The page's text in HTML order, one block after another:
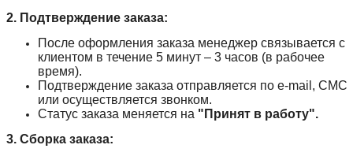
2. Подтверждение заказа:
После оформления заказа менеджер связывается с
клиентом в течение 5 минут – 3 часов (в рабочее
время).
Подтверждение заказа отправляется по e-mail, СМС
или осуществляется звонком.
Статус заказа меняется на "Принят в работу".
3. Сборка заказа: